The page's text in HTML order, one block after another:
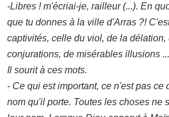
-Libres ! m'écriai-je, railleur (...). En
que tu donnes à la ville d'Arras ?!
captivités, celle du viol, de la délation,
conjurations, de misérables illusions ...
Il sourit à ces mots.
- Ce qui est important, ce n'est pas ce
nom qu'il porte. Toutes les choses ne